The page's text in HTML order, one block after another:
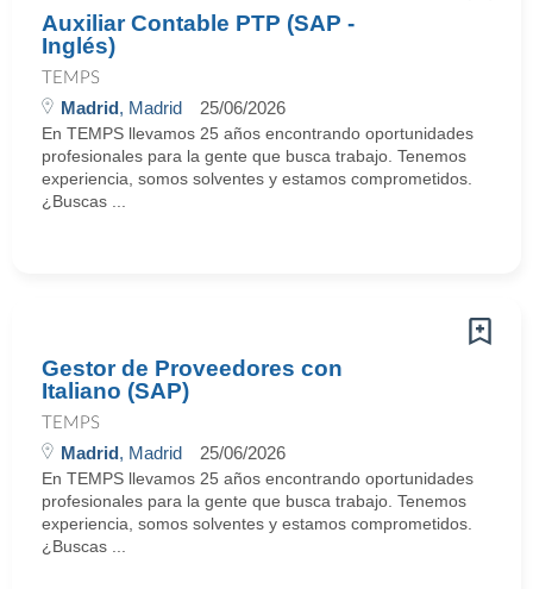
Auxiliar Contable PTP (SAP -
Inglés)
TEMPS
Madrid, Madrid 25/06/2026
En TEMPS llevamos 25 años encontrando oportunidades
profesionales para la gente que busca trabajo. Tenemos
experiencia, somos solventes y estamos comprometidos.
¿Buscas ...
Gestor de Proveedores con
Italiano (SAP)
TEMPS
Madrid, Madrid 25/06/2026
En TEMPS llevamos 25 años encontrando oportunidades
profesionales para la gente que busca trabajo. Tenemos
experiencia, somos solventes y estamos comprometidos.
¿Buscas ...